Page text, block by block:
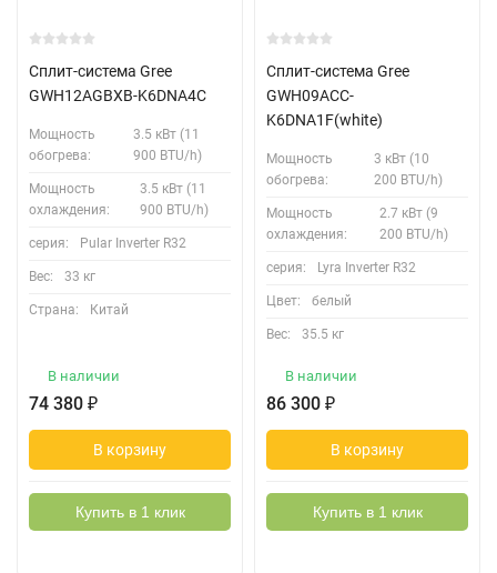
Сплит-система Gree
GWH12AGBXB-K6DNA4C
Мощность
обогрева:
3.5 кВт (11
900 BTU/h)
Мощность
охлаждения:
3.5 кВт (11
900 BTU/h)
серия: Pular Inverter R32
Вес: 33 кг
Страна: Китай
В наличии
74 380 ₽
В корзину
Купить в 1 клик
Сплит-система Gree
GWH09ACC-
K6DNA1F(white)
Мощность
обогрева:
3 кВт (10
200 BTU/h)
Мощность
охлаждения:
2.7 кВт (9
200 BTU/h)
серия: Lyra Inverter R32
Цвет: белый
Вес: 35.5 кг
В наличии
86 300 ₽
В корзину
Купить в 1 клик